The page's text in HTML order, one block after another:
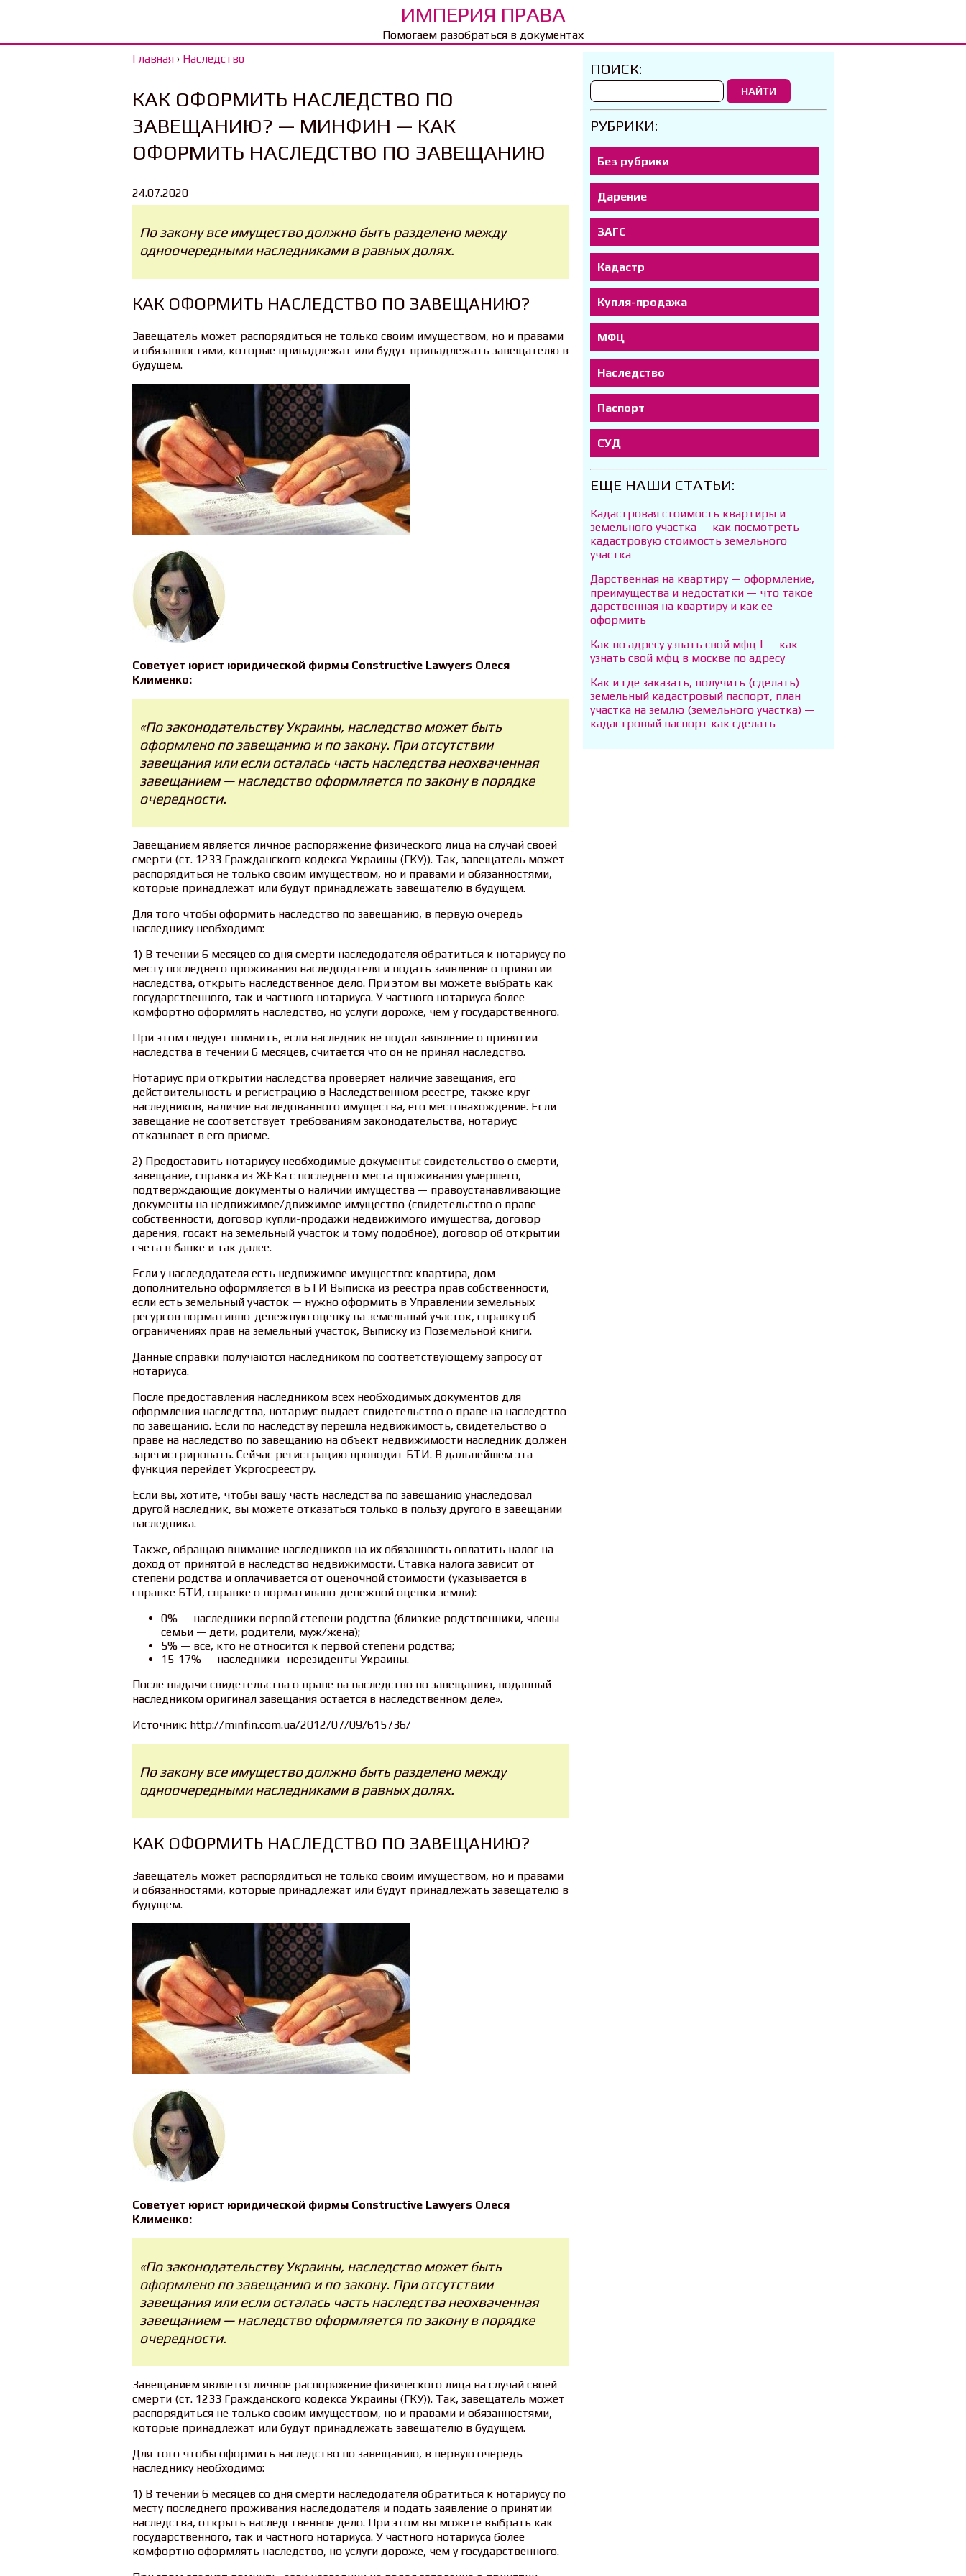
ИМПЕРИЯ ПРАВА
Помогаем разобраться в документах
Главная› Наследство
КАК ОФОРМИТЬ НАСЛЕДСТВО ПО
ЗАВЕЩАНИЮ? — МИНФИН — КАК
ОФОРМИТЬ НАСЛЕДСТВО ПО ЗАВЕЩАНИЮ
24.07.2020
По закону все имущество должно быть разделено между
одноочередными наследниками в равных долях.
КАК ОФОРМИТЬ НАСЛЕДСТВО ПО ЗАВЕЩАНИЮ?
Завещатель может распорядиться не только своим имуществом, но и правами
и обязанностями, которые принадлежат или будут принадлежать завещателю в
будущем.
Советует юрист юридической фирмы Constructive Lawyers Олеся
Клименко:
«По законодательству Украины, наследство может быть
оформлено по завещанию и по закону. При отсутствии
завещания или если осталась часть наследства неохваченная
завещанием — наследство оформляется по закону в порядке
очередности.
Завещанием является личное распоряжение физического лица на случай своей
смерти (ст. 1233 Гражданского кодекса Украины (ГКУ)). Так, завещатель может
распорядиться не только своим имуществом, но и правами и обязанностями,
которые принадлежат или будут принадлежать завещателю в будущем.
Для того чтобы оформить наследство по завещанию, в первую очередь
наследнику необходимо:
1) В течении 6 месяцев со дня смерти наследодателя обратиться к нотариусу по
месту последнего проживания наследодателя и подать заявление о принятии
наследства, открыть наследственное дело. При этом вы можете выбрать как
государственного, так и частного нотариуса. У частного нотариуса более
комфортно оформлять наследство, но услуги дороже, чем у государственного.
При этом следует помнить, если наследник не подал заявление о принятии
наследства в течении 6 месяцев, считается что он не принял наследство.
Нотариус при открытии наследства проверяет наличие завещания, его
действительность и регистрацию в Наследственном реестре, также круг
наследников, наличие наследованного имущества, его местонахождение. Если
завещание не соответствует требованиям законодательства, нотариус
отказывает в его приеме.
2) Предоставить нотариусу необходимые документы: свидетельство о смерти,
завещание, справка из ЖЕКа с последнего места проживания умершего,
подтверждающие документы о наличии имущества — правоустанавливающие
документы на недвижимое/движимое имущество (свидетельство о праве
собственности, договор купли-продажи недвижимого имущества, договор
дарения, госакт на земельный участок и тому подобное), договор об открытии
счета в банке и так далее.
Если у наследодателя есть недвижимое имущество: квартира, дом —
дополнительно оформляется в БТИ Выписка из реестра прав собственности,
если есть земельный участок — нужно оформить в Управлении земельных
ресурсов нормативно-денежную оценку на земельный участок, справку об
ограничениях прав на земельный участок, Выписку из Поземельной книги.
Данные справки получаются наследником по соответствующему запросу от
нотариуса.
После предоставления наследником всех необходимых документов для
оформления наследства, нотариус выдает свидетельство о праве на наследство
по завещанию. Если по наследству перешла недвижимость, свидетельство о
праве на наследство по завещанию на объект недвижимости наследник должен
зарегистрировать. Сейчас регистрацию проводит БТИ. В дальнейшем эта
функция перейдет Укргосреестру.
Если вы, хотите, чтобы вашу часть наследства по завещанию унаследовал
другой наследник, вы можете отказаться только в пользу другого в завещании
наследника.
Также, обращаю внимание наследников на их обязанность оплатить налог на
доход от принятой в наследство недвижимости. Ставка налога зависит от
степени родства и оплачивается от оценочной стоимости (указывается в
справке БТИ, справке о нормативано-денежной оценки земли):
0% — наследники первой степени родства (близкие родственники, члены
семьи — дети, родители, муж/жена);
5% — все, кто не относится к первой степени родства;
15-17% — наследники- нерезиденты Украины.
После выдачи свидетельства о праве на наследство по завещанию, поданный
наследником оригинал завещания остается в наследственном деле».
Источник: http://minfin.com.ua/2012/07/09/615736/
По закону все имущество должно быть разделено между
одноочередными наследниками в равных долях.
КАК ОФОРМИТЬ НАСЛЕДСТВО ПО ЗАВЕЩАНИЮ?
Завещатель может распорядиться не только своим имуществом, но и правами
и обязанностями, которые принадлежат или будут принадлежать завещателю в
будущем.
Советует юрист юридической фирмы Constructive Lawyers Олеся
Клименко:
«По законодательству Украины, наследство может быть
оформлено по завещанию и по закону. При отсутствии
завещания или если осталась часть наследства неохваченная
завещанием — наследство оформляется по закону в порядке
очередности.
Завещанием является личное распоряжение физического лица на случай своей
смерти (ст. 1233 Гражданского кодекса Украины (ГКУ)). Так, завещатель может
распорядиться не только своим имуществом, но и правами и обязанностями,
которые принадлежат или будут принадлежать завещателю в будущем.
Для того чтобы оформить наследство по завещанию, в первую очередь
наследнику необходимо:
1) В течении 6 месяцев со дня смерти наследодателя обратиться к нотариусу по
месту последнего проживания наследодателя и подать заявление о принятии
наследства, открыть наследственное дело. При этом вы можете выбрать как
государственного, так и частного нотариуса. У частного нотариуса более
комфортно оформлять наследство, но услуги дороже, чем у государственного.
ПОИСК:
НАЙТИ
РУБРИКИ:
Без рубрики
Дарение
ЗАГС
Кадастр
Купля-продажа
МФЦ
Наследство
Паспорт
СУД
ЕЩЕ НАШИ СТАТЬИ:
Кадастровая стоимость квартиры и
земельного участка — как посмотреть
кадастровую стоимость земельного
участка
Дарственная на квартиру — оформление,
преимущества и недостатки — что такое
дарственная на квартиру и как ее
оформить
Как по адресу узнать свой мфц | — как
узнать свой мфц в москве по адресу
Как и где заказать, получить (сделать)
земельный кадастровый паспорт, план
участка на землю (земельного участка) —
кадастровый паспорт как сделать